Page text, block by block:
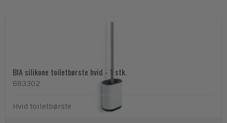
BIA silikone toiletbørste hvid - 1 stk.
683302
Hvid toiletbørste